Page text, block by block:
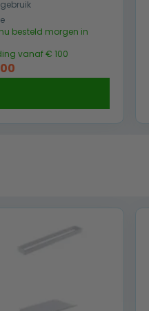
besteld morgen in
vanaf € 100
Huidige
€ 59,00.